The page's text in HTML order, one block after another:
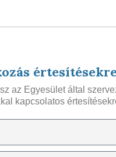
az Egyesület által
kapcsolatos